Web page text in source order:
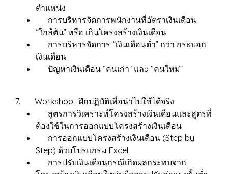
ตำแหน่ง
การบริหารจัดการพนักงานที่อัตราเงินเดือน
“ใกล้ตัน” หรือ เกินโครงสร้างเงินเดือน
การบริหารจัดการ “เงินเดือนต่ำ” กว่า กระบอก
เงินเดือน
ปัญหาเงินเดือน “คนเก่า” และ “คนใหม่”
7. Workshop : ฝึกปฏิบัติเพื่อนำไปใช้ได้จริง
สูตรการวิเคราะห์โครงสร้างเงินเดือนและสูตรที่
ต้องใช้ในการออกแบบโครงสร้างเงินเดือน
การออกแบบโครงสร้างเงินเดือน (Step by
Step) ด้วยโปรแกรม Excel
การปรับเงินเดือนกรณีเกิดผลกระทบจาก